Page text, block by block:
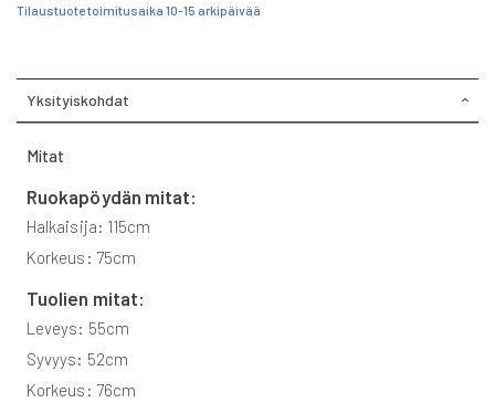
Tilaustuote toimitusaika 10-15 arkipäivää
Yksityiskohdat
Mitat
Ruokapöydän mitat:
Halkaisija: 115cm
Korkeus: 75cm
Tuolien mitat:
Leveys: 55cm
Syvyys: 52cm
Korkeus: 76cm